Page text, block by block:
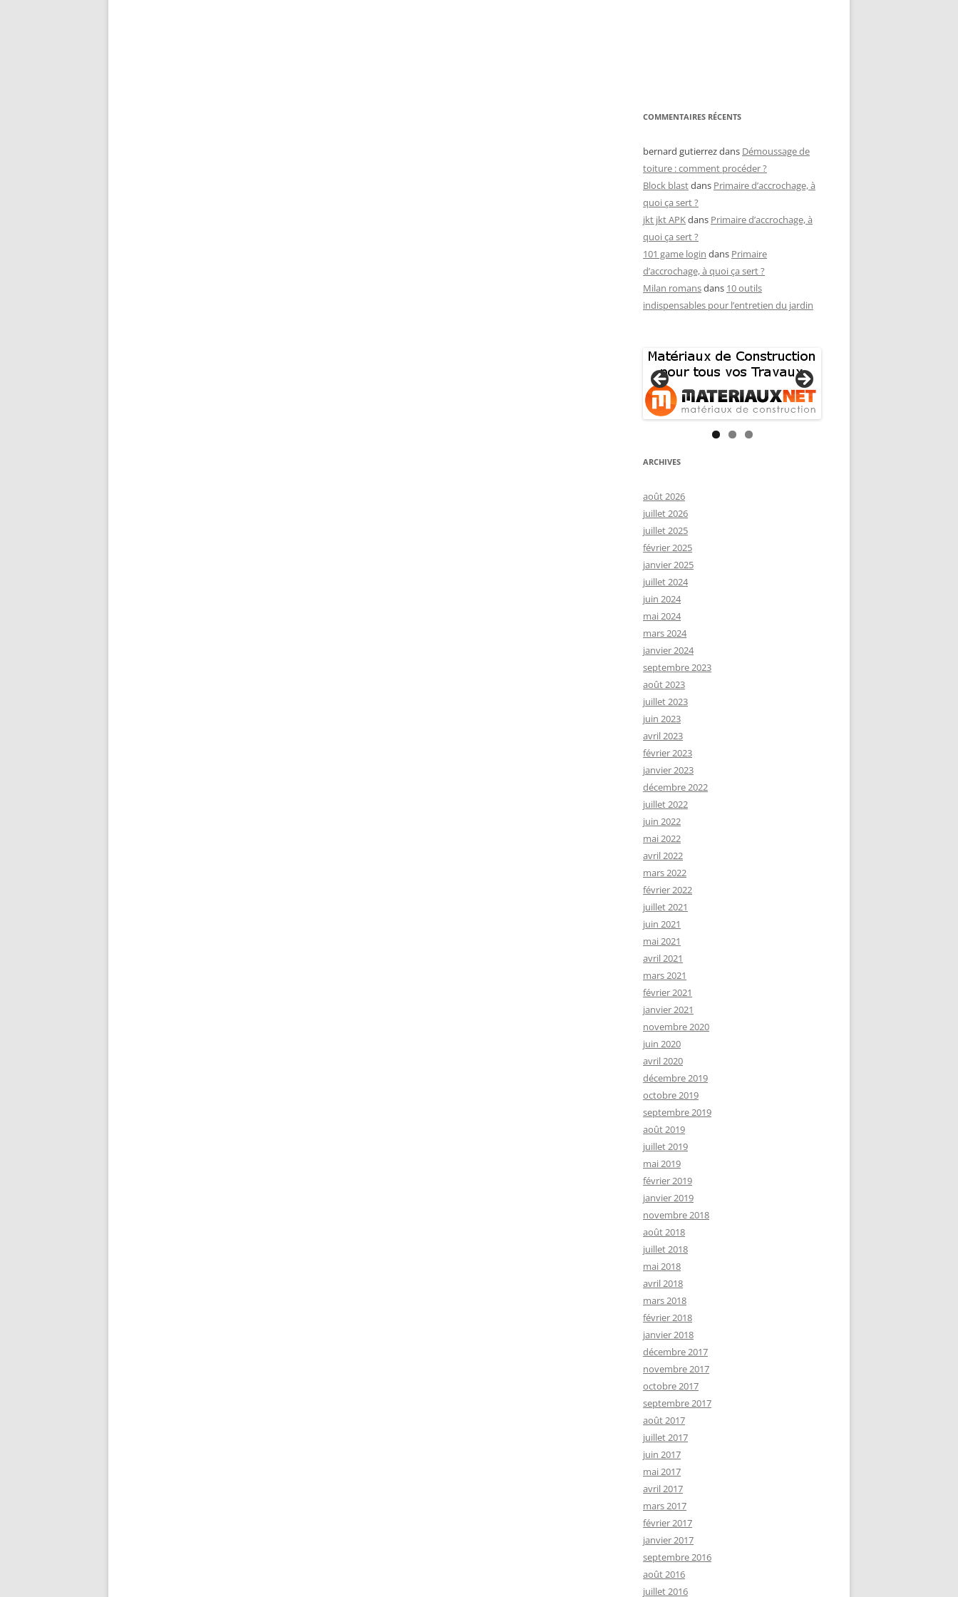
COMMENTAIRES RÉCENTS
bernard gutierrezdans Démoussage de
toiture : comment procéder ?
Block blastdans Primaire d’accrochage, à
quoi ça sert ?
jkt jkt APKdans Primaire d’accrochage, à
quoi ça sert ?
101 game login dans Primaire
d’accrochage, à quoi ça sert ?
Milan romansdans 10 outils
indispensables pour l’entretien du jardin
ARCHIVES
août 2026
juillet 2026
juillet 2025
février 2025
janvier 2025
juillet 2024
juin 2024
mai 2024
mars 2024
janvier 2024
septembre 2023
août 2023
juillet 2023
juin 2023
avril 2023
février 2023
janvier 2023
décembre 2022
juillet 2022
juin 2022
mai 2022
avril 2022
mars 2022
février 2022
juillet 2021
juin 2021
mai 2021
avril 2021
mars 2021
février 2021
janvier 2021
novembre 2020
juin 2020
avril 2020
décembre 2019
octobre 2019
septembre 2019
août 2019
juillet 2019
mai 2019
février 2019
janvier 2019
novembre 2018
août 2018
juillet 2018
mai 2018
avril 2018
mars 2018
février 2018
janvier 2018
décembre 2017
novembre 2017
octobre 2017
septembre 2017
août 2017
juillet 2017
juin 2017
mai 2017
avril 2017
mars 2017
février 2017
janvier 2017
septembre 2016
août 2016
juillet 2016